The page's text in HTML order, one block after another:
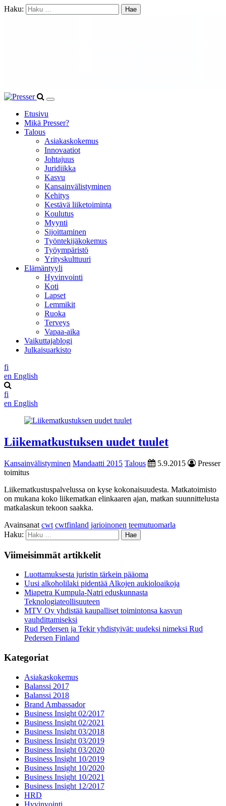
Haku:
Etusivu
Mikä Presser?
Talous
Asiakaskokemus
Innovaatiot
Johtajuus
Juridiikka
Kasvu
Kansainvälistyminen
Kehitys
Kestävä liiketoiminta
Koulutus
Myynti
Sijoittaminen
Työntekijäkokemus
Työympäristö
Yrityskulttuuri
Elämäntyyli
Hyvinvointi
Koti
Lapset
Lemmikit
Ruoka
Terveys
Vapaa-aika
Vaikuttajablogi
Julkaisuarkisto
fi
en English
fi
en English
Liikematkustuksen uudet tuulet
Kansainvälistyminen Mandaatti 2015 Talous 5.9.2015
Presser
toimitus
Liikematkustuspalvelussa on kyse kokonaisuudesta. Matkatoimisto
on mukana koko liikematkan elinkaaren ajan, matkan suunnittelusta
matkalaskun tekoon saakka.
Avainsanat cwt cwtfinland jarioinonen teemutuomarla
Haku:
Viimeisimmät artikkelit
Luottamuksesta juristin tärkein pääoma
Uusi alkoholilaki pidentää Alkojen aukioloaikoja
Miapetra Kumpula-Natri eduskunnasta
Teknologiateollisuuteen
MTV Oy yhdistää kaupalliset toimintonsa kasvun
vauhdittamiseksi
Rud Pedersen ja Tekir yhdistyivät: uudeksi nimeksi Rud
Pedersen Finland
Kategoriat
Asiakaskokemus
Balanssi 2017
Balanssi 2018
Brand Ambassador
Business Insight 02/2017
Business Insight 02/2021
Business Insight 03/2018
Business Insight 03/2019
Business Insight 03/2020
Business Insight 10/2019
Business Insight 10/2020
Business Insight 10/2021
Business Insight 12/2017
HRD
Hyvinvointi